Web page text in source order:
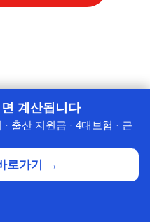
계산됩니다
출산 지원금 · 4대보험 · 근
로가기 →